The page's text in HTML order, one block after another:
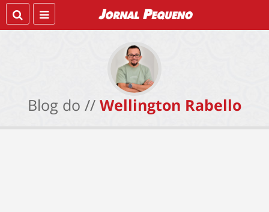
Blog do // Wellington Rabello